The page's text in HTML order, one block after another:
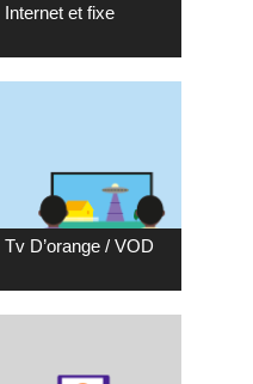
Internet et fixe
Tv D’orange / VOD